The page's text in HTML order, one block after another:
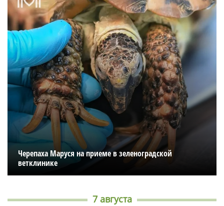
Черепаха Маруся на приеме в зеленоградской
ветклинике
7 августа